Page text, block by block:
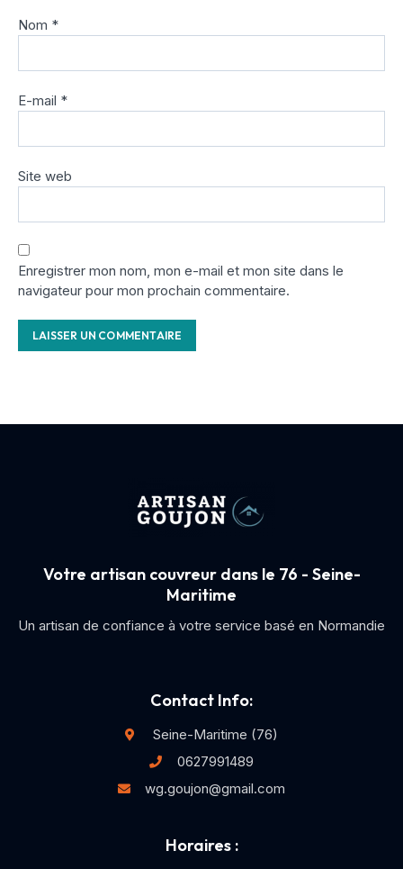
Nom *
E-mail *
Site web
Enregistrer mon nom, mon e-mail et mon site dans le
navigateur pour mon prochain commentaire.
Votre artisan couvreur dans le 76 - Seine-
Maritime
Un artisan de confiance à votre service basé en Normandie
Contact Info:
Seine-Maritime (76)
0627991489
wg.goujon@gmail.com
Horaires :